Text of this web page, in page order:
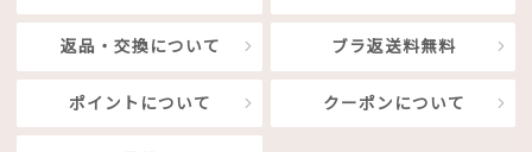
返品・交換について ブラ返送料無料
ポイントについて クーポンについて